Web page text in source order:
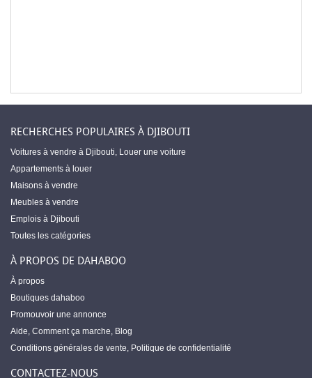
RECHERCHES POPULAIRES À DJIBOUTI
Voitures à vendre à Djibouti, Louer une voiture
Appartements à louer
Maisons à vendre
Meubles à vendre
Emplois à Djibouti
Toutes les catégories
À PROPOS DE DAHABOO
À propos
Boutiques dahaboo
Promouvoir une annonce
Aide, Comment ça marche, Blog
Conditions générales de vente, Politique de confidentialité
CONTACTEZ-NOUS